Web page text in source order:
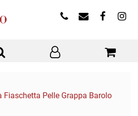
Fiaschetta Pelle Grappa Barolo